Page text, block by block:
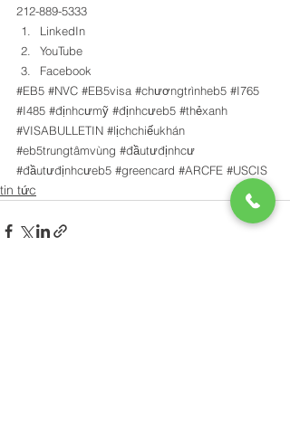
212-889-5333
LinkedIn
YouTube
Facebook
#EB5 #NVC #EB5visa #chươngtrìnheb5 #I765
#I485 #địnhcưmỹ #địnhcưeb5 #thẻxanh
#VISABULLETIN #lịchchiếukhán
#eb5trungtâmvùng #đầutưđịnhcư
#đầutưđịnhcưeb5 #greencard #ARCFE #USCIS
tin tức